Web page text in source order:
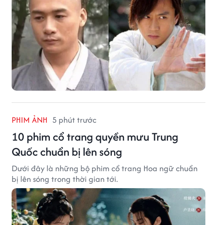
PHIM ẢNH 5 phút trước
10 phim cổ trang quyền mưu Trung
Quốc chuẩn bị lên sóng
Dưới đây là những bộ phim cổ trang Hoa ngữ chuẩn
bị lên sóng trong thời gian tới.